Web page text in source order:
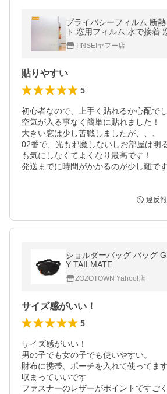
プライバシーフィルム 断
ト 窓用フィルム 水で接着
る uvカット 外から見えな
TINSEIヤフー店
貼りやすい
5
初心者なので、上手く貼れるか心配で
空気が入る事なく簡単に貼れました！
大きい窓は少し苦戦しましたが、、、
02番で、光も邪魔しないしお部屋は明
も気にしなくてよくなり最高です！
発送までに時間がかかるのが少し難です
違反
ショルダーバッグ バッグ
Y TAILMATE
ZOZOTOWN Yahoo!店
サイズ感がいい！
5
サイズ感がいい！
男の子でも女の子でも使いやすい。
財布に携帯、ポーチを入れて使ってま
収まっていいです
ファスナーのレザーがポイントですご